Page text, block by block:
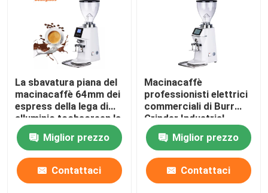
La sbavatura piana del
macinacaffè 64mm dei
espress della lega di
alluminio tochscreen la
smerigliatrice
Miglior prezzo
Contattaci
Macinacaffè
professionisti elettrici
commerciali di Burr
Grinder Industrial
Espresso Large
Miglior prezzo
Contattaci